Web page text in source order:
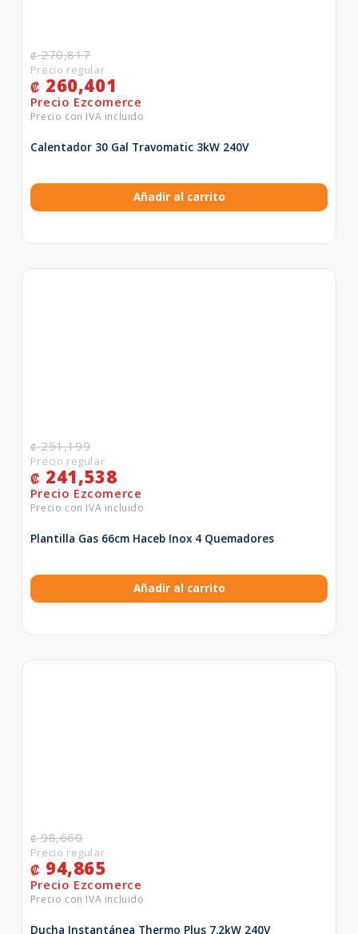
₡270,817
₡ 260,401
Calentador 30 Gal Travomatic 3kW 240V
Añadir al carrito
₡251,199
₡ 241,538
Plantilla Gas 66cm Haceb Inox 4 Quemadores
Añadir al carrito
₡98,660
₡ 94,865
Ducha Instantánea Thermo Plus 7.2kW 240V